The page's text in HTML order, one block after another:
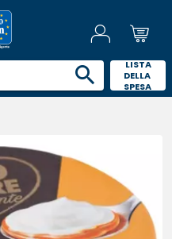
LISTA
DELLA
SPESA